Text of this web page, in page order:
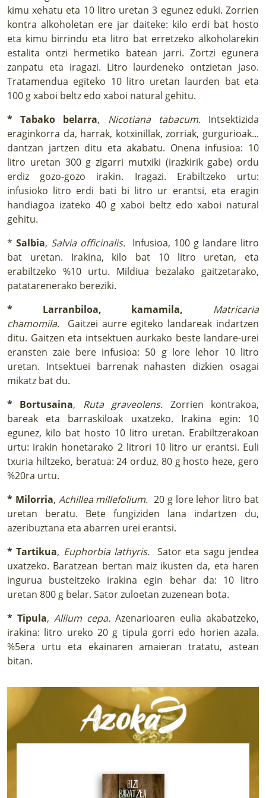
kimu xehatu eta 10 litro uretan 3 egunez eduki. Zorrien
kontra alkoholetan ere jar daiteke: kilo erdi bat hosto
eta kimu birrindu eta litro bat erretzeko alkoholarekin
estalita ontzi hermetiko batean jarri. Zortzi egunera
zanpatu eta iragazi. Litro laurdeneko ontzietan jaso.
Tratamendua egiteko 10 litro uretan laurden bat eta
100 g xaboi beltz edo xaboi natural gehitu.
* Tabako belarra, Nicotiana tabacum. Intsektizida
eraginkorra da, harrak, kotxinillak, zorriak, gurgurioak...
dantzan jartzen ditu eta akabatu. Onena infusioa: 10
litro uretan 300 g zigarri mutxiki (irazkirik gabe) ordu
erdiz gozo-gozo irakin. Iragazi. Erabiltzeko urtu:
infusioko litro erdi bati bi litro ur erantsi, eta eragin
handiagoa izateko 40 g xaboi beltz edo xaboi natural
gehitu.
* Salbia, Salvia officinalis. Infusioa, 100 g landare litro
bat uretan. Irakina, kilo bat 10 litro uretan, eta
erabiltzeko %10 urtu. Mildiua bezalako gaitzetarako,
patatarenerako bereziki.
* Larranbiloa, kamamila, Matricaria
chamomila. Gaitzei aurre egiteko landareak indartzen
ditu. Gaitzen eta intsektuen aurkako beste landare-urei
eransten zaie bere infusioa: 50 g lore lehor 10 litro
uretan. Intsektuei barrenak nahasten dizkien osagai
mikatz bat du.
* Bortusaina, Ruta graveolens. Zorrien kontrakoa,
bareak eta barraskiloak uxatzeko. Irakina egin: 10
egunez, kilo bat hosto 10 litro uretan. Erabiltzerakoan
urtu: irakin honetarako 2 litrori 10 litro ur erantsi. Euli
txuria hiltzeko, beratua: 24 orduz, 80 g hosto heze, gero
%20ra urtu.
* Milorria, Achillea millefolium.20 g lore lehor litro bat
uretan beratu. Bete fungiziden lana indartzen du,
azeribuztana eta abarren urei erantsi.
* Tartikua, Euphorbia lathyris. Sator eta sagu jendea
uxatzeko. Baratzean bertan maiz ikusten da, eta haren
ingurua busteitzeko irakina egin behar da: 10 litro
uretan 800 g belar. Sator zuloetan zuzenean bota.
* Tipula, Allium cepa. Azenarioaren eulia akabatzeko,
irakina: litro ureko 20 g tipula gorri edo horien azala.
%5era urtu eta ekainaren amaieran tratatu, astean
bitan.